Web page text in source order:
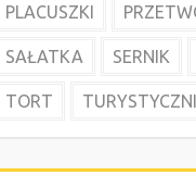
PLACUSZKI
SAŁATKA SERNIK
TORT